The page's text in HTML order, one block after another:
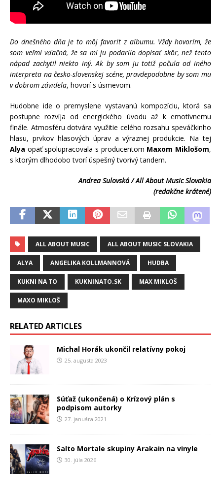
Do dnešného dňa je to môj favorit z albumu. Vždy hovorím, že
som veľmi vďačná, že sa mi ju podarilo dopísať skôr, než tento
nápad zachytil niekto iný. Ak by som ju totiž počula od iného
interpreta na česko-slovenskej scéne, pravdepodobne by som mu
v dobrom závidela, hovorí s úsmevom.
Hudobne ide o premyslene vystavanú kompozíciu, ktorá sa
postupne rozvíja od energického úvodu až k emotívnemu
finále. Atmosféru dotvára využitie celého rozsahu speváčkinho
hlasu, prvkov hlasových úprav a výraznej produkcie. Na tej
Alya opäť spolupracovala s producentom Maxom Miklošom,
s ktorým dlhodobo tvorí úspešný tvorivý tandem.
Andrea Sulovská / All About Music Slovakia
(redakčne krátené)
ALL ABOUT MUSIC ALL ABOUT MUSIC SLOVAKIA
ALYA ANGELIKA KOLLMANNOVÁ HUDBA
KUKNI NA TO KUKNINATO.SK MAX MIKLOŠ
MAXO MIKLOŠ
RELATED ARTICLES
Michal Horák ukončil relatívny pokoj
25. augusta 2023
Súťaž (ukončená) o Krízový plán s
podpisom autorky
27. januára 2021
Salto Mortale skupiny Arakain na vinyle
30. júla 2026